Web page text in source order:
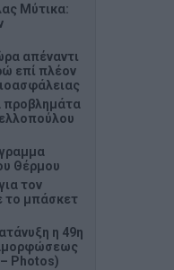
Μύτικα:
απέναντι
επί πλέον
προβλημάτα
Θέρμου
τον
το μπάσκετ
η 49η
Photos)